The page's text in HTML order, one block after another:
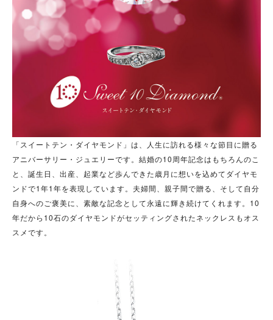
「スイートテン・ダイヤモンド」は、人生に訪れる様々な節目に贈る
アニバーサリー・ジュエリーです。結婚の10周年記念はもちろんのこ
と、誕生日、出産、起業など歩んできた歳月に想いを込めてダイヤモ
ンドで1年1年を表現しています。夫婦間、親子間で贈る、そして自分
自身へのご褒美に、素敵な記念として永遠に輝き続けてくれます。10
年だから10石のダイヤモンドがセッティングされたネックレスもオス
スメです。